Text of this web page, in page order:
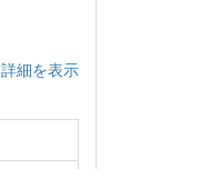
詳細を表示